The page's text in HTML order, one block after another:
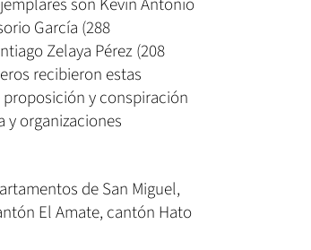
son Kevin Antonio
García (288
Zelaya Pérez (208
recibieron estas
y conspiración
y organizaciones
de San Miguel,
El Amate, cantón Hato